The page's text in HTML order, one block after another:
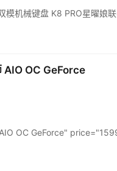
机械键盘 K8 PRO星曜娘
AIO OC GeForce
OC GeForce"